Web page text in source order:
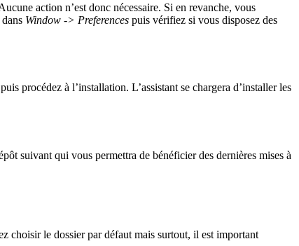
action n’est donc nécessaire. Si en revanche, vous
Window -> Preferences puis vérifiez si vous disposez des
procédez à l’installation. L’assistant se chargera d’installer les
suivant qui vous permettra de bénéficier des dernières mises à
choisir le dossier par défaut mais surtout, il est important